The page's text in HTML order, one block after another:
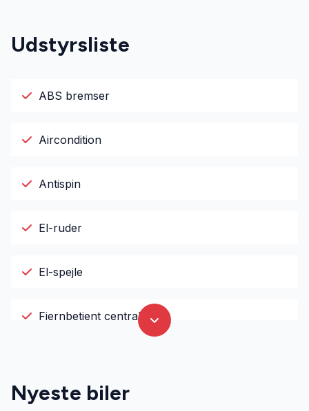
Udstyrsliste
ABS bremser
Aircondition
Antispin
El-ruder
El-spejle
Fjernbetjent centrallås
Infocenter
Nyeste biler